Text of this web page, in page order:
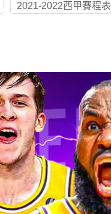
2021-2022西甲賽程表